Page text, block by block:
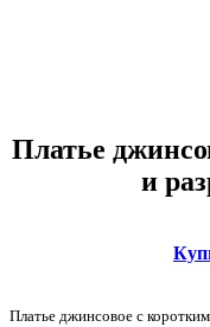
Платье
и
Платье джинсовое с